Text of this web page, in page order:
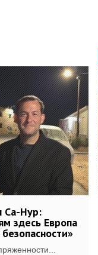
Са-Нур:
здесь Европа